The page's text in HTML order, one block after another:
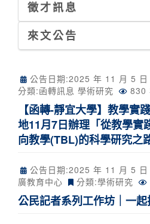
徵才訊息
來文公告
公告日期:2025 年 11 月 5 日
分類:函轉訊息 學術研究 830
【函轉-靜宜大學】教學實
地11月7日辦理「從教學實
向教學(TBL)的科學研究之
公告日期:2025 年 11 月 5 日
廣教育中心
分類:學術研究
公民記者系列工作坊｜一